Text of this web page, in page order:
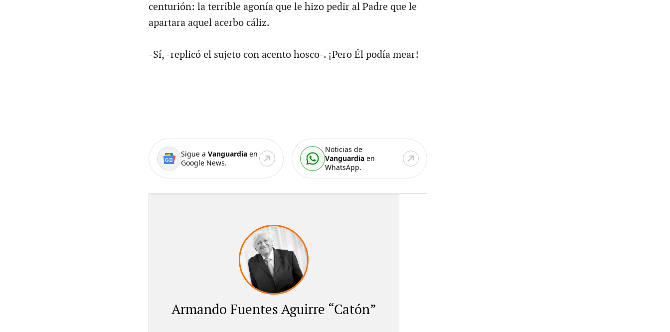
centurión: la terrible agonía que le hizo pedir al Padre que le
apartara aquel acerbo cáliz.
-Sí, -replicó el sujeto con acento hosco-. ¡Pero Él podía mear!
Sigue a Vanguardiaen
Google News.
Noticias de
Vanguardia en
WhatsApp.
Armando Fuentes Aguirre “Catón”